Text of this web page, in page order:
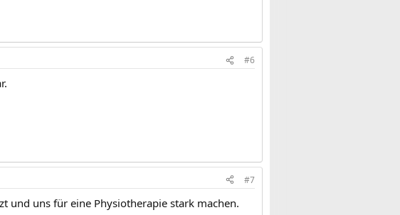
#6
#7
und uns für eine Physiotherapie stark machen.